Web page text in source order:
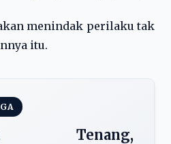
menindak perilaku tak
itu.
Tenang,